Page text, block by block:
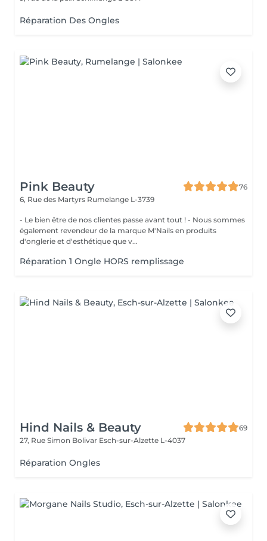
Réparation Des Ongles
Pink Beauty
76
6, Rue des Martyrs Rumelange L-3739
- Le bien être de nos clientes passe avant tout ! - Nous sommes
également revendeur de la marque M'Nails en produits
d'onglerie et d'esthétique que v...
Réparation 1 Ongle HORS remplissage
Hind Nails & Beauty
69
27, Rue Simon Bolivar Esch-sur-Alzette L-4037
Réparation Ongles